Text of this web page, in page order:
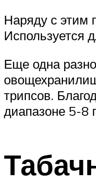
Наряду с этим
Используется
Еще одна
трипсов.
диапазоне 5-8